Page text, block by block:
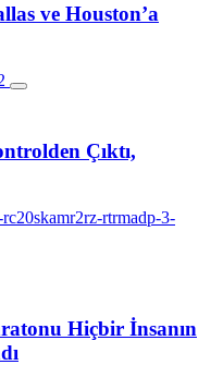
ve Houston’a
Çıktı,
Hiçbir İnsanın